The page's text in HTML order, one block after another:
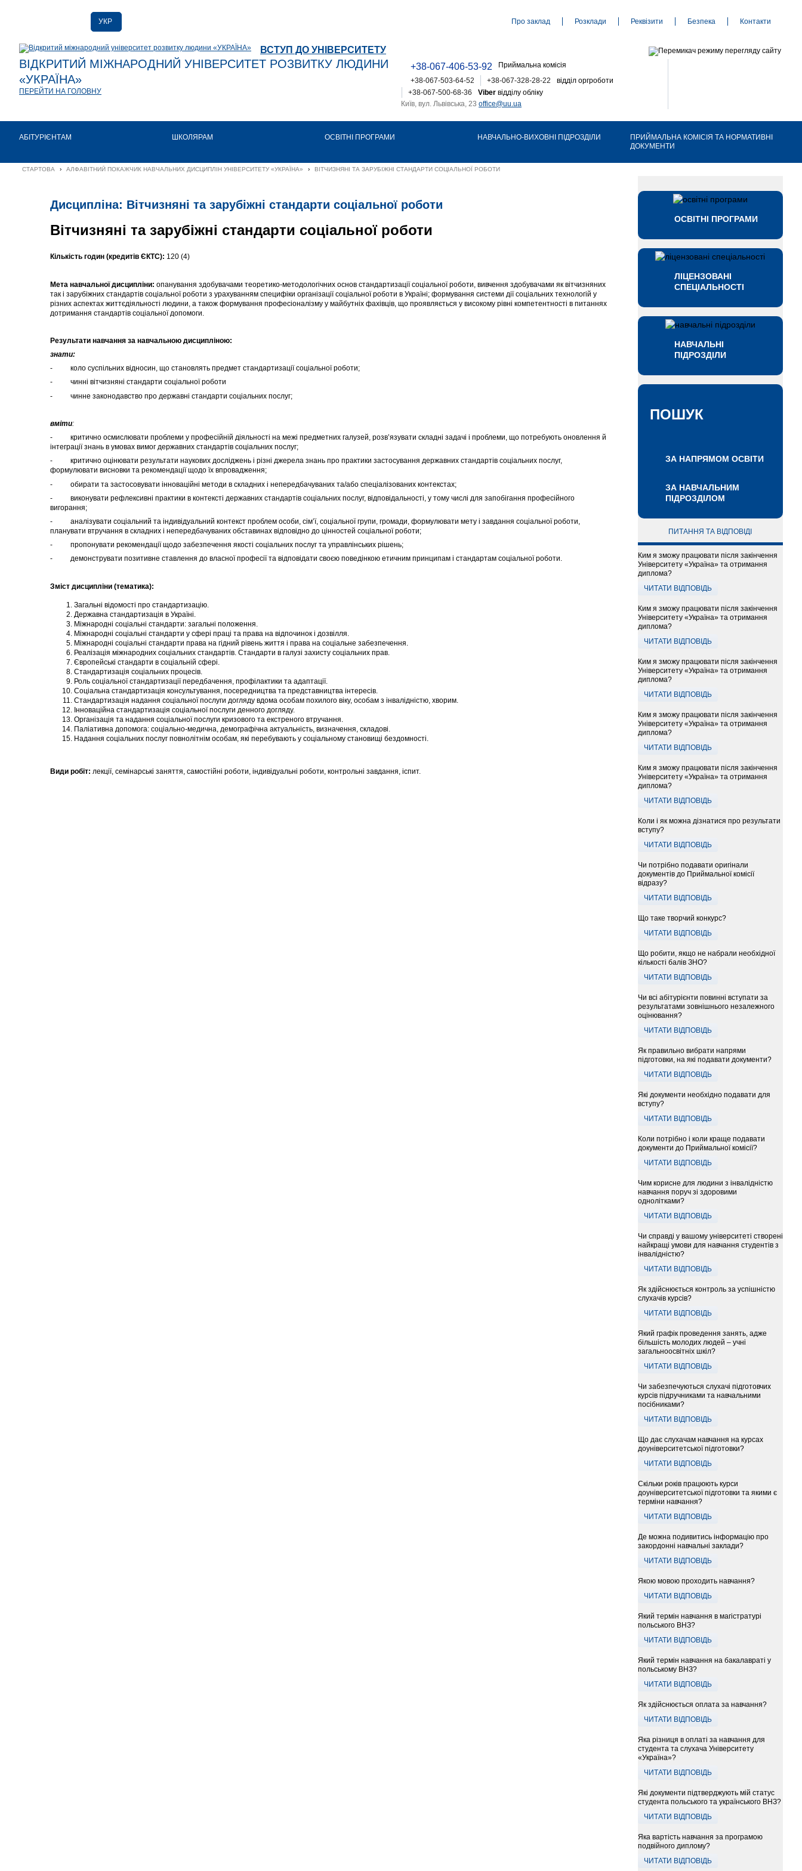
УКР
ENG
Про заклад Розклади Реквізити Безпека Контакти
ВСТУП ДО УНІВЕРСИТЕТУ
ВІДКРИТИЙ МІЖНАРОДНИЙ УНІВЕРСИТЕТ РОЗВИТКУ ЛЮДИНИ
«УКРАЇНА»
ПЕРЕЙТИ НА ГОЛОВНУ
+38-067-406-53-92
Приймальна комісія
відділ оргроботи
+38-067-503-64-52
+38-067-328-28-22
Viber відділу обліку
+38-067-500-68-36
Київ, вул. Львівська, 23 office@uu.ua
АБІТУРІЄНТАМ ШКОЛЯРАМ ОСВІТНІ ПРОГРАМИ НАВЧАЛЬНО-ВИХОВНІ ПІДРОЗДІЛИ
ПРИЙМАЛЬНА КОМІСІЯ ТА НОРМАТИВНІ
ДОКУМЕНТИ
СТАРТОВА › АЛФАВІТНИЙ ПОКАЖЧИК НАВЧАЛЬНИХ ДИСЦИПЛІН УНІВЕРСИТЕТУ «УКРАЇНА» › ВІТЧИЗНЯНІ ТА ЗАРУБІЖНІ СТАНДАРТИ СОЦІАЛЬНОЇ РОБОТИ
ОСВІТНІ ПРОГРАМИ
ЛІЦЕНЗОВАНІ
СПЕЦІАЛЬНОСТІ
НАВЧАЛЬНІ
ПІДРОЗДІЛИ
ПОШУК
ЗА НАПРЯМОМ ОСВІТИ
ЗА НАВЧАЛЬНИМ
ПІДРОЗДІЛОМ
ПИТАННЯ ТА ВІДПОВІДІ
Ким я зможу працювати після закінчення
Університету «Україна» та отримання
диплома?
ЧИТАТИ ВІДПОВІДЬ
Ким я зможу працювати після закінчення
Університету «Україна» та отримання
диплома?
ЧИТАТИ ВІДПОВІДЬ
Ким я зможу працювати після закінчення
Університету «Україна» та отримання
диплома?
ЧИТАТИ ВІДПОВІДЬ
Ким я зможу працювати після закінчення
Університету «Україна» та отримання
диплома?
ЧИТАТИ ВІДПОВІДЬ
Ким я зможу працювати після закінчення
Університету «Україна» та отримання
диплома?
ЧИТАТИ ВІДПОВІДЬ
Коли і як можна дізнатися про результати
вступу?
ЧИТАТИ ВІДПОВІДЬ
Чи потрібно подавати оригінали
документів до Приймальної комісії
відразу?
ЧИТАТИ ВІДПОВІДЬ
Що таке творчий конкурс?
ЧИТАТИ ВІДПОВІДЬ
Що робити, якщо не набрали необхідної
кількості балів ЗНО?
ЧИТАТИ ВІДПОВІДЬ
Чи всі абітурієнти повинні вступати за
результатами зовнішнього незалежного
оцінювання?
ЧИТАТИ ВІДПОВІДЬ
Як правильно вибрати напрями
підготовки, на які подавати документи?
ЧИТАТИ ВІДПОВІДЬ
Які документи необхідно подавати для
вступу?
ЧИТАТИ ВІДПОВІДЬ
Коли потрібно і коли краще подавати
документи до Приймальної комісії?
ЧИТАТИ ВІДПОВІДЬ
Чим корисне для людини з інвалідністю
навчання поруч зі здоровими
однолітками?
ЧИТАТИ ВІДПОВІДЬ
Чи справді у вашому університеті створені
найкращі умови для навчання студентів з
інвалідністю?
ЧИТАТИ ВІДПОВІДЬ
Як здійснюється контроль за успішністю
слухачів курсів?
ЧИТАТИ ВІДПОВІДЬ
Який графік проведення занять, адже
більшість молодих людей – учні
загальноосвітніх шкіл?
ЧИТАТИ ВІДПОВІДЬ
Чи забезпечуються слухачі підготовчих
курсів підручниками та навчальними
посібниками?
ЧИТАТИ ВІДПОВІДЬ
Що дає слухачам навчання на курсах
доуніверситетської підготовки?
ЧИТАТИ ВІДПОВІДЬ
Скільки років працюють курси
доуніверситетської підготовки та якими є
терміни навчання?
ЧИТАТИ ВІДПОВІДЬ
Де можна подивитись інформацію про
закордонні навчальні заклади?
ЧИТАТИ ВІДПОВІДЬ
Якою мовою проходить навчання?
ЧИТАТИ ВІДПОВІДЬ
Який термін навчання в магістратурі
польського ВНЗ?
ЧИТАТИ ВІДПОВІДЬ
Який термін навчання на бакалавраті у
польському ВНЗ?
ЧИТАТИ ВІДПОВІДЬ
Як здійснюється оплата за навчання?
ЧИТАТИ ВІДПОВІДЬ
Яка різниця в оплаті за навчання для
студента та слухача Університету
«Україна»?
ЧИТАТИ ВІДПОВІДЬ
Які документи підтверджують мій статус
студента польського та українського ВНЗ?
ЧИТАТИ ВІДПОВІДЬ
Яка вартість навчання за програмою
подвійного диплому?
ЧИТАТИ ВІДПОВІДЬ
Дисципліна: Вітчизняні та зарубіжні стандарти соціальної роботи
Вітчизняні та зарубіжні стандарти соціальної роботи
Кількість годин (кредитів ЄКТС): 120 (4)
Мета навчальної дисципліни: опанування здобувачами теоретико-методологічних основ стандартизації соціальної роботи, вивчення здобувачами як вітчизняних
так і зарубіжних стандартів соціальної роботи з урахуванням специфіки організації соціальної роботи в Україні; формування системи дії соціальних технологій у
різних аспектах життєдіяльності людини, а також формування професіоналізму у майбутніх фахівців, що проявляється у високому рівні компетентності в питаннях
дотримання стандартів соціальної допомоги.
Результати навчання за навчальною дисципліною:
знати:
- коло суспільних відносин, що становлять предмет стандартизації соціальної роботи;
- чинні вітчизняні стандарти соціальної роботи
- чинне законодавство про державні стандарти соціальних послуг;
вміти:
- критично осмислювати проблеми у професійній діяльності на межі предметних галузей, розв’язувати складні задачі і проблеми, що потребують оновлення й
інтеграції знань в умовах вимог державних стандартів соціальних послуг;
- критично оцінювати результати наукових досліджень і різні джерела знань про практики застосування державних стандартів соціальних послуг,
формулювати висновки та рекомендації щодо їх впровадження;
- обирати та застосовувати інноваційні методи в складних і непередбачуваних та/або спеціалізованих контекстах;
- виконувати рефлексивні практики в контексті державних стандартів соціальних послуг, відповідальності, у тому числі для запобігання професійного
вигорання;
- аналізувати соціальний та індивідуальний контекст проблем особи, сім’ї, соціальної групи, громади, формулювати мету і завдання соціальної роботи,
планувати втручання в складних і непередбачуваних обставинах відповідно до цінностей соціальної роботи;
- пропонувати рекомендації щодо забезпечення якості соціальних послуг та управлінських рішень;
- демонструвати позитивне ставлення до власної професії та відповідати своєю поведінкою етичним принципам і стандартам соціальної роботи.
Зміст дисципліни (тематика):
Загальні відомості про стандартизацію.
Державна стандартизація в Україні.
Міжнародні соціальні стандарти: загальні положення.
Міжнародні соціальні стандарти у сфері праці та права на відпочинок і дозвілля.
Міжнародні соціальні стандарти права на гідний рівень життя і права на соціальне забезпечення.
Реалізація міжнародних соціальних стандартів. Стандарти в галузі захисту соціальних прав.
Європейські стандарти в соціальній сфері.
Стандартизація соціальних процесів.
Роль соціальної стандартизації передбачення, профілактики та адаптації.
Соціальна стандартизація консультування, посередництва та представництва інтересів.
Стандартизація надання соціальної послуги догляду вдома особам похилого віку, особам з інвалідністю, хворим.
Інноваційна стандартизація соціальної послуги денного догляду.
Організація та надання соціальної послуги кризового та екстреного втручання.
Паліативна допомога: соціально-медична, демографічна актуальність, визначення, складові.
Надання соціальних послуг повнолітнім особам, які перебувають у соціальному становищі бездомності.
Види робіт: лекції, семінарські заняття, самостійні роботи, індивідуальні роботи, контрольні завдання, іспит.